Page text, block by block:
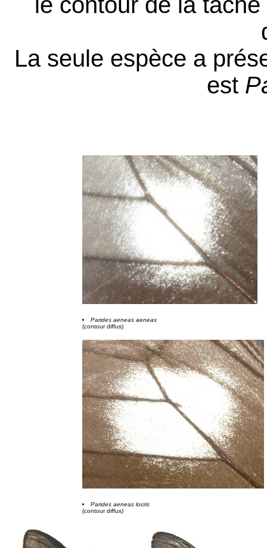
La seule espèce a
est
Parides aeneas aeneas
(contour diffus)
Parides aeneas locris
(contour diffus)